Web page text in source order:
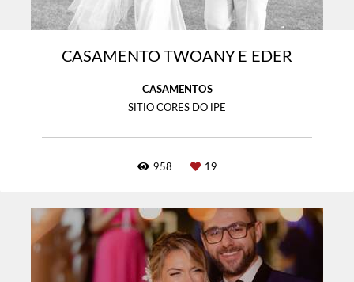
CASAMENTO TWOANY E EDER
CASAMENTOS
SITIO CORES DO IPE
958 19